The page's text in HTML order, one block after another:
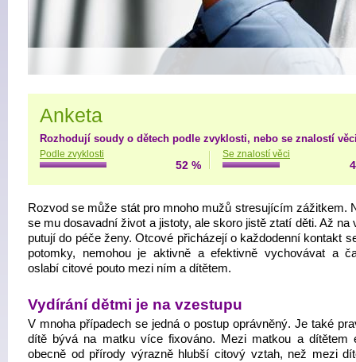
Anketa
Rozhodují soudy o dětech podle zvyklosti, nebo se znalostí
Podle zvyklosti
52 %
Se znalostí věci
Rozvod se může stát pro mnoho mužů stresujícím zážitkem.
se mu dosavadní život a jistoty, ale skoro jistě ztatí děti. Až na
putují do péče ženy. Otcové přicházejí o každodenní kontakt
potomky, nemohou je aktivně a efektivně vychovávat a
oslabí citové pouto mezi ním a dítětem.
Vydírání dětmi je na vzestupu
V mnoha případech se jedná o postup oprávněný. Je také
dítě bývá na matku více fixováno. Mezi matkou a dítětem
obecně od přírody výrazně hlubší citový vztah, než mezi